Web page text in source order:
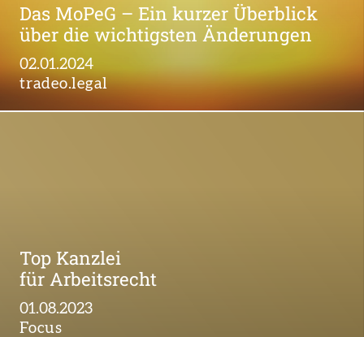
Das MoPeG – Ein kurzer Überblick
über die wichtigsten Änderungen
02.01.2024
tradeo.legal
Top Kanzlei
für Arbeitsrecht
01.08.2023
Focus